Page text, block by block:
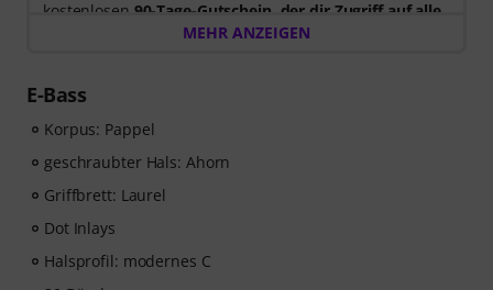
kostenlosen 90-Tage-Gutschein, der dir Zugriff auf alle
Artmaster-Kurse bietet– einschließlich des Bass-
dein Timing, deine Technik und deine musikalische
Kreativität zu stärken. ArtMaster.com – deine Online-
Plattform für Bass-Ausbildung und modernes
Musizieren. Bitte beachte, dass die Kurse nur in
ArtMaster.com – lerne direkt von dem renommierten
Bass-Dozenten Marek Bero, der für seinen
MEHR ANZEIGEN
E-Bass
Korpus: Pappel
geschraubter Hals: Ahorn
Griffbrett: Laurel
Dot Inlays
Halsprofil: modernes C